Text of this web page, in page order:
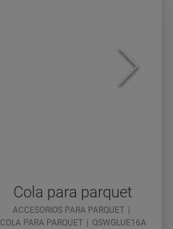
Cola para parquet
ACCESORIOS PARA PARQUET
COLA PARA PARQUET
QSWGLUE16A